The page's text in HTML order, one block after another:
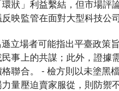
狀」利益繫結，但市場評
映監管在面對大型科技公
立場者可能指出平臺政策
事上的共謀；此外，證據
格聯合。 - 檢方則以未塗黑
量壓迫賣家服從，則防禦